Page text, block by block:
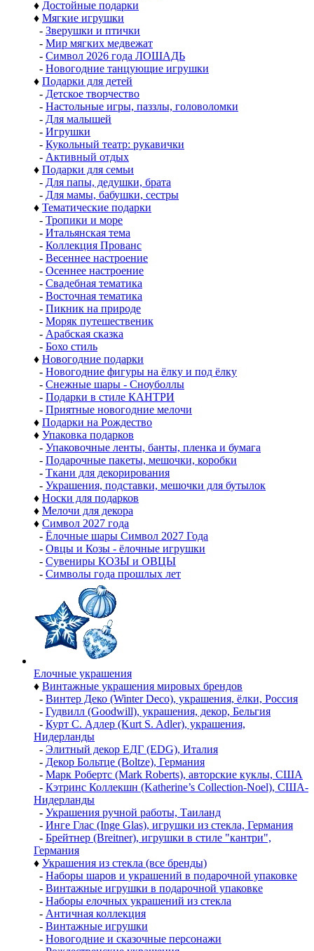
♦ Достойные подарки
♦ Мягкие игрушки
- Зверушки и птички
- Мир мягких медвежат
- Символ 2026 года ЛОШАДЬ
- Новогодние танцующие игрушки
♦ Подарки для детей
- Детское творчество
- Настольные игры, паззлы, головоломки
- Для малышей
- Игрушки
- Кукольный театр: рукавички
- Активный отдых
♦ Подарки для семьи
- Для папы, дедушки, брата
- Для мамы, бабушки, сестры
♦ Тематические подарки
- Тропики и море
- Итальянская тема
- Коллекция Прованс
- Весеннее настроение
- Осеннее настроение
- Свадебная тематика
- Восточная тематика
- Пикник на природе
- Моряк путешественик
- Арабская сказка
- Бохо стиль
♦ Новогодние подарки
- Новогодние фигуры на ёлку и под ёлку
- Снежные шары - Сноуболлы
- Подарки в стиле КАНТРИ
- Приятные новогодние мелочи
♦ Подарки на Рождество
♦ Упаковка подарков
- Упаковочные ленты, банты, пленка и бумага
- Подарочные пакеты, мешочки, коробки
- Ткани для декорирования
- Украшения, подставки, мешочки для бутылок
♦ Носки для подарков
♦ Мелочи для декора
♦ Символ 2027 года
- Ёлочные шары Символ 2027 Года
- Овцы и Козы - ёлочные игрушки
- Сувениры КОЗЫ и ОВЦЫ
- Символы года прошлых лет
Елочные украшения
♦ Винтажные украшения мировых брендов
- Винтер Деко (Winter Deco), украшения, ёлки, Россия
- Гудвилл (Goodwill), украшения, декор, Бельгия
- Курт С. Адлер (Kurt S. Adler), украшения,
Нидерланды
- Элитный декор ЕДГ (EDG), Италия
- Декор Больтце (Boltze), Германия
- Марк Робертс (Mark Roberts), авторские куклы, США
- Кэтринс Коллекшн (Katherine’s Collection-Noel), США-
Нидерланды
- Украшения ручной работы, Таиланд
- Инге Глас (Inge Glas), игрушки из стекла, Германия
- Брейтнер (Breitner), игрушки в стиле "кантри",
Германия
♦ Украшения из стекла (все бренды)
- Наборы шаров и украшений в подарочной упаковке
- Винтажные игрушки в подарочной упаковке
- Наборы елочных украшений из стекла
- Античная коллекция
- Винтажные игрушки
- Новогодние и сказочные персонажи